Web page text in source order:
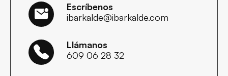
Escríbenos
ibarkalde@ibarkalde.com
Llámanos
609 06 28 32